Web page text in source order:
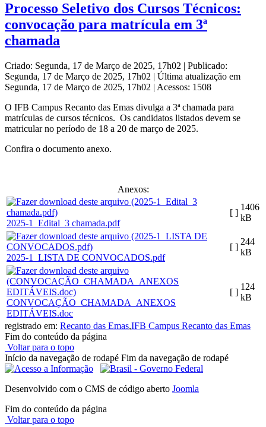
Processo Seletivo dos Cursos Técnicos:
convocação para matrícula em 3ª
chamada
Criado: Segunda, 17 de Março de 2025, 17h02 | Publicado:
Segunda, 17 de Março de 2025, 17h02 | Última atualização em
Segunda, 17 de Março de 2025, 17h02 | Acessos: 1508
O IFB Campus Recanto das Emas divulga a 3ª chamada para
matrículas de cursos técnicos. Os candidatos listados devem se
matricular no período de 18 a 20 de março de 2025.
Confira o documento anexo.
Anexos:
2025-1_Edital_3 chamada.pdf
[ ]
1406
kB
2025-1_LISTA DE CONVOCADOS.pdf
[ ]
244
kB
CONVOCAÇÃO_CHAMADA_ANEXOS
EDITÁVEIS.doc
[ ]
124
kB
registrado em: Recanto das Emas,IFB Campus Recanto das Emas
Fim do conteúdo da página
Voltar para o topo
Início da navegação de rodapé Fim da navegação de rodapé
Desenvolvido com o CMS de código aberto Joomla
Fim do conteúdo da página
Voltar para o topo